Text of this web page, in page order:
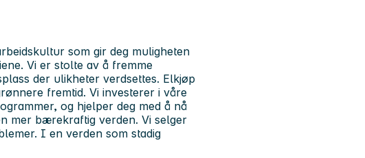
som gir deg muligheten
Vi er stolte av å fremme
der ulikheter verdsettes. Elkjøp
fremtid. Vi investerer i våre
og hjelper deg med å nå
mer bærekraftig verden. Vi selger
I en verden som stadig